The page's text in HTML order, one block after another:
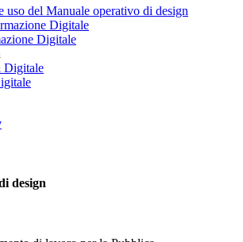
uso del Manuale operativo di design
Digitale
design